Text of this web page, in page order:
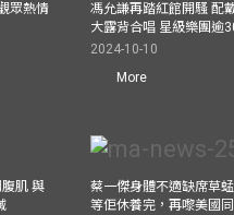
眾熱情
馮允謙再踏紅館開騷 配
大露背合唱 星級樂團逾
2024-10-10
More
肌 與
蔡一傑身體不適缺席草
等佢休養完，再嚟美國